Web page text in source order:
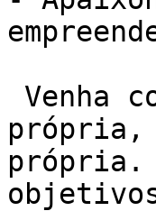
própria,
própria.